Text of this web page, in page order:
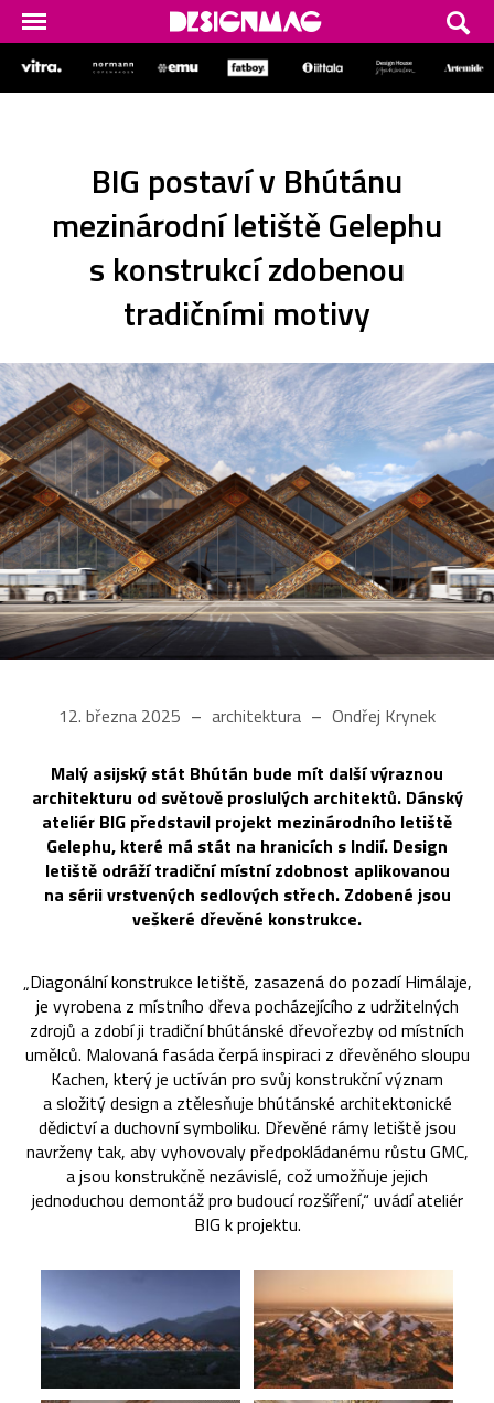
BIG postaví v Bhútánu
mezinárodní letiště Gelephu
s konstrukcí zdobenou
tradičními motivy
12. března 2025 architektura Ondřej Krynek
Malý asijský stát Bhútán bude mít další výraznou
architekturu od světově proslulých architektů. Dánský
ateliér BIG představil projekt mezinárodního letiště
Gelephu, které má stát na hranicích s Indií. Design
letiště odráží tradiční místní zdobnost aplikovanou
na sérii vrstvených sedlových střech. Zdobené jsou
veškeré dřevěné konstrukce.
„Diagonální konstrukce letiště, zasazená do pozadí Himálaje,
je vyrobena z místního dřeva pocházejícího z udržitelných
zdrojů a zdobí ji tradiční bhútánské dřevořezby od místních
umělců. Malovaná fasáda čerpá inspiraci z dřevěného sloupu
Kachen, který je uctíván pro svůj konstrukční význam
a složitý design a ztělesňuje bhútánské architektonické
dědictví a duchovní symboliku. Dřevěné rámy letiště jsou
navrženy tak, aby vyhovovaly předpokládanému růstu GMC,
a jsou konstrukčně nezávislé, což umožňuje jejich
jednoduchou demontáž pro budoucí rozšíření,“ uvádí ateliér
BIG k projektu.